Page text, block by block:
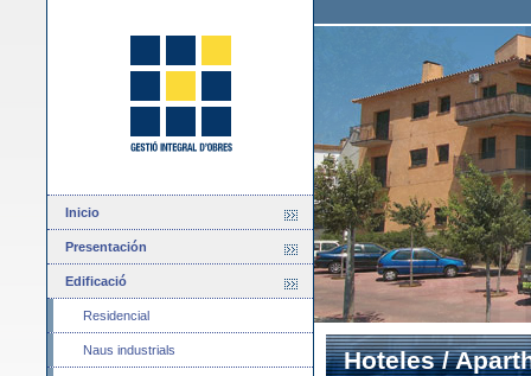
Inicio
Presentación
Edificació
Residencial
Naus industrials Hoteles /